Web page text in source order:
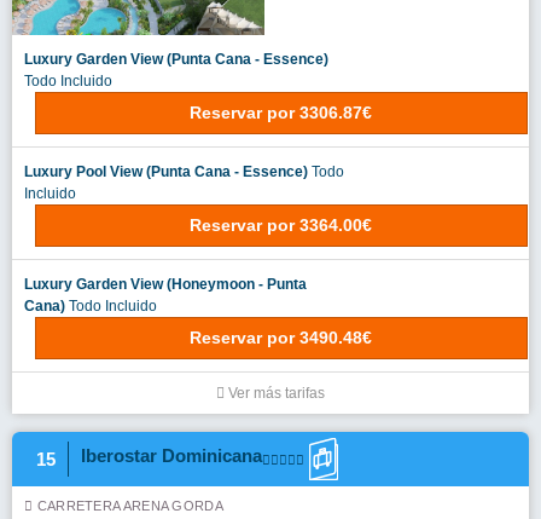
Luxury Garden View (Punta Cana - Essence)
Todo Incluido
Reservar por 3306.87€
Luxury Pool View (Punta Cana - Essence) Todo
Incluido
Reservar por 3364.00€
Luxury Garden View (Honeymoon - Punta
Cana) Todo Incluido
Reservar por 3490.48€
Ver más tarifas
15 Iberostar Dominicana
CARRETERA ARENA GORDA